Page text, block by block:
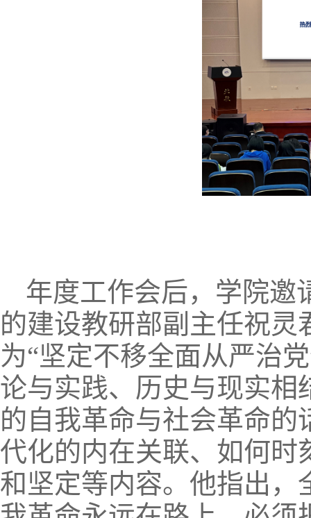
年度工作会后，学院邀
的建设教研部副主任祝
为“坚定不移全面从严治
论与实践、历史与现实相
的自我革命与社会革命
代化的内在关联、如何时
和坚定等内容。他指出，